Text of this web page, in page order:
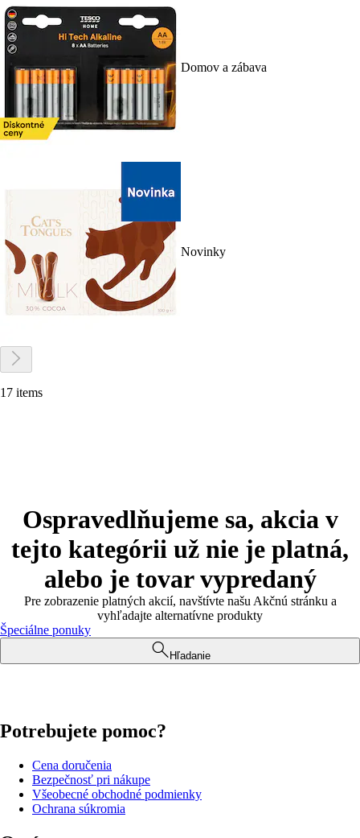
Domov a zábava
Novinky
17 items
Ospravedlňujeme sa, akcia v
tejto kategórii už nie je platná,
alebo je tovar vypredaný
Pre zobrazenie platných akcií, navštívte našu Akčnú stránku a
vyhľadajte alternatívne produkty
Špeciálne ponuky
Hľadanie
Potrebujete pomoc?
Cena doručenia
Bezpečnosť pri nákupe
Všeobecné obchodné podmienky
Ochrana súkromia